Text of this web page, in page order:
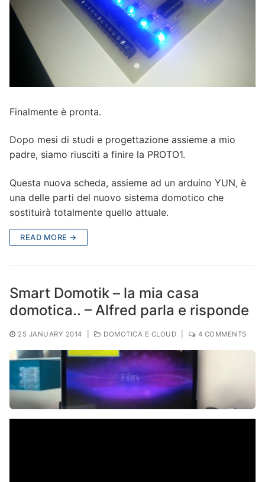
Finalmente è pronta.
Dopo mesi di studi e progettazione assieme a mio
padre, siamo riusciti a finire la PROTO1.
Questa nuova scheda, assieme ad un arduino YUN, è
una delle parti del nuovo sistema domotico che
sostituirà totalmente quello attuale.
READ MORE →
Smart Domotik – la mia casa
domotica.. – Alfred parla e risponde
25 JANUARY 2014 DOMOTICA E CLOUD 4 COMMENTS